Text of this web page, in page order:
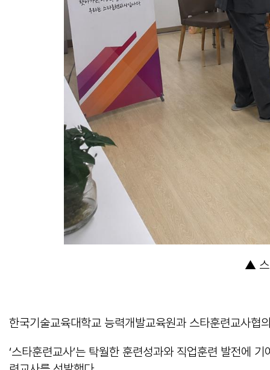
▲ 스
한국기술교육대학교 능력개발교육원과 스타훈련교사
‘스타훈련교사’는 탁월한 훈련성과와 직업훈련 발전에